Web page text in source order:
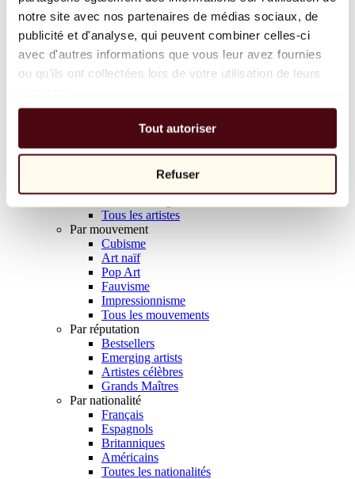
notre site avec nos partenaires de médias sociaux, de
publicité et d'analyse, qui peuvent combiner celles-ci
avec d'autres informations que vous leur avez fournies
ou qu'ils ont collectées lors de votre utilisation de leurs
Tout autoriser
Refuser
Balloon Dog (Orange)
Jeff Koons
10 000 €
Parcourir
Tous les sculpteurs
Tous les photographes
Tous les artistes
Par mouvement
Cubisme
Art naïf
Pop Art
Fauvisme
Impressionnisme
Tous les mouvements
Par réputation
Bestsellers
Emerging artists
Artistes célèbres
Grands Maîtres
Par nationalité
Français
Espagnols
Britanniques
Américains
Toutes les nationalités